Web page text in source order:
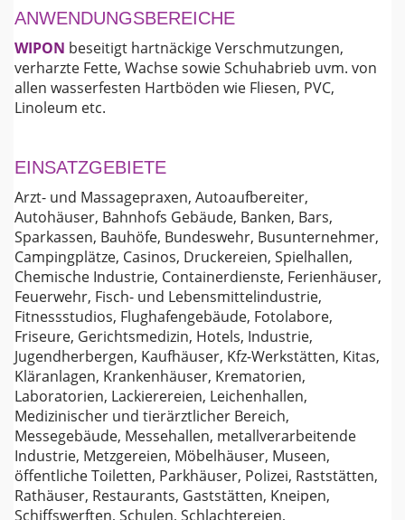
ANWENDUNGSBEREICHE
WIPON beseitigt hartnäckige Verschmutzungen,
verharzte Fette, Wachse sowie Schuhabrieb uvm. von
allen wasserfesten Hartböden wie Fliesen, PVC,
Linoleum etc.
EINSATZGEBIETE
Arzt- und Massagepraxen, Autoaufbereiter,
Autohäuser, Bahnhofs Gebäude, Banken, Bars,
Sparkassen, Bauhöfe, Bundeswehr, Busunternehmer,
Campingplätze, Casinos, Druckereien, Spielhallen,
Chemische Industrie, Containerdienste, Ferienhäuser,
Feuerwehr, Fisch- und Lebensmittelindustrie,
Fitnessstudios, Flughafengebäude, Fotolabore,
Friseure, Gerichtsmedizin, Hotels, Industrie,
Jugendherbergen, Kaufhäuser, Kfz-Werkstätten, Kitas,
Kläranlagen, Krankenhäuser, Krematorien,
Laboratorien, Lackierereien, Leichenhallen,
Medizinischer und tierärztlicher Bereich,
Messegebäude, Messehallen, metallverarbeitende
Industrie, Metzgereien, Möbelhäuser, Museen,
öffentliche Toiletten, Parkhäuser, Polizei, Raststätten,
Rathäuser, Restaurants, Gaststätten, Kneipen,
Schiffswerften, Schulen, Schlachtereien,